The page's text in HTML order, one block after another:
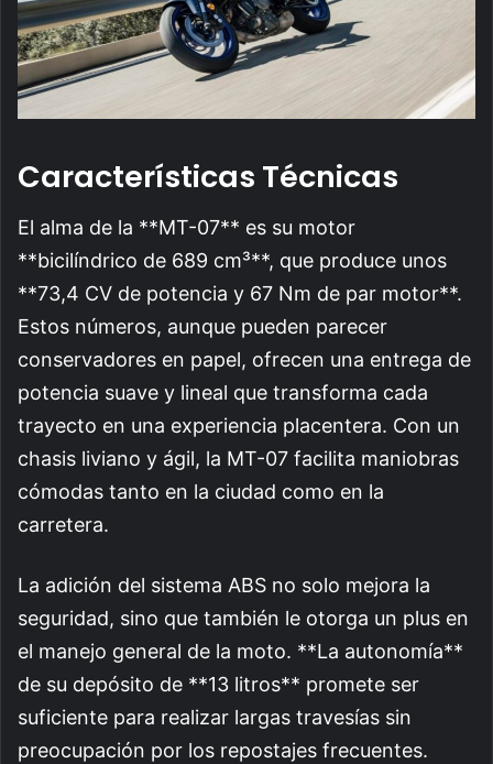
Características Técnicas
El alma de la **MT-07** es su motor
**bicilíndrico de 689 cm³**, que produce unos
**73,4 CV de potencia y 67 Nm de par motor**.
Estos números, aunque pueden parecer
conservadores en papel, ofrecen una entrega de
potencia suave y lineal que transforma cada
trayecto en una experiencia placentera. Con un
chasis liviano y ágil, la MT-07 facilita maniobras
cómodas tanto en la ciudad como en la
carretera.
La adición del sistema ABS no solo mejora la
seguridad, sino que también le otorga un plus en
el manejo general de la moto. **La autonomía**
de su depósito de **13 litros** promete ser
suficiente para realizar largas travesías sin
preocupación por los repostajes frecuentes.